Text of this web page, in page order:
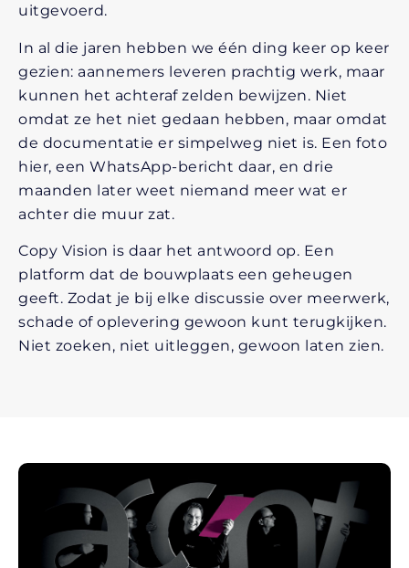
uitgevoerd.
In al die jaren hebben we één ding keer op keer
gezien: aannemers leveren prachtig werk, maar
kunnen het achteraf zelden bewijzen. Niet
omdat ze het niet gedaan hebben, maar omdat
de documentatie er simpelweg niet is. Een foto
hier, een WhatsApp-bericht daar, en drie
maanden later weet niemand meer wat er
achter die muur zat.
Copy Vision is daar het antwoord op. Een
platform dat de bouwplaats een geheugen
geeft. Zodat je bij elke discussie over meerwerk,
schade of oplevering gewoon kunt terugkijken.
Niet zoeken, niet uitleggen, gewoon laten zien.